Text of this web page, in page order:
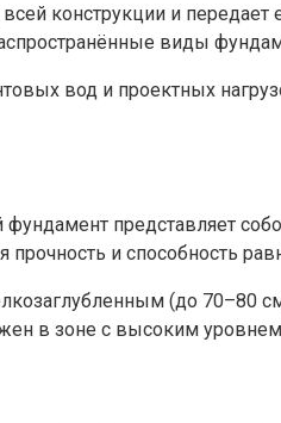
конструкции и
виды
вод и проектных
представляет
и способность
(до 70–80
в зоне с высоким